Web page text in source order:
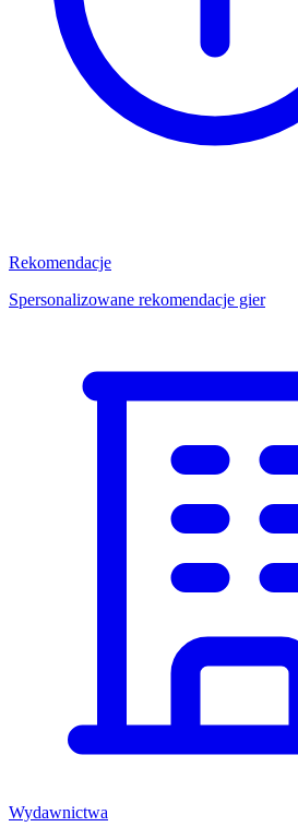
Rekomendacje
Spersonalizowane rekomendacje gier
Wydawnictwa